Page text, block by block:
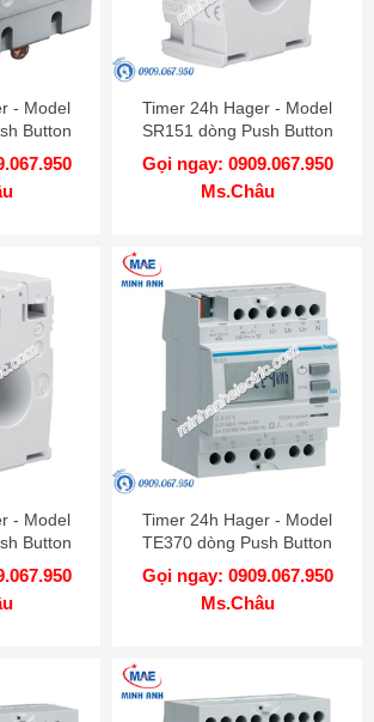
- Model
Button
Timer 24h Hager - Model
SR151 dòng Push Button
Gọi ngay: 0909.067.950
Ms.Châu
- Model
Button
Timer 24h Hager - Model
TE370 dòng Push Button
Gọi ngay: 0909.067.950
Ms.Châu